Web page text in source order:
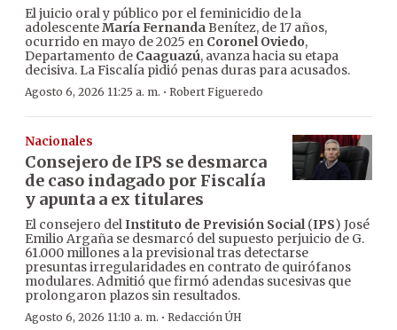
El juicio oral y público por el feminicidio de la
adolescenteMaría FernandaBenítez, de 17 años,
ocurrido en mayo de 2025 en Coronel Oviedo,
Departamento de Caaguazú, avanza hacia su etapa
decisiva. La Fiscalía pidió penas duras para acusados.
Agosto 6, 2026 11:25 a. m. · Robert Figueredo
Nacionales
Consejero de IPS se desmarca
de caso indagado por Fiscalía
y apunta a ex titulares
El consejero delInstituto de Previsión Social(IPS) José
Emilio Argaña se desmarcó del supuesto perjuicio de G.
61.000 millones a la previsional tras detectarse
presuntas irregularidades en contrato de quirófanos
modulares. Admitió que firmó adendas sucesivas que
prolongaron plazos sin resultados.
Agosto 6, 2026 11:10 a. m. · Redacción ÚH